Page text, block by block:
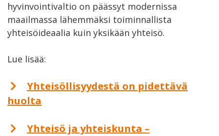
hyvinvointivaltio on päässyt modernissa
maailmassa lähemmäksi toiminnallista
yhteisöideaalia kuin yksikään yhteisö.
Lue lisää:
Yhteisöllisyydestä on pidettävä
huolta
Yhteisö ja yhteiskunta –